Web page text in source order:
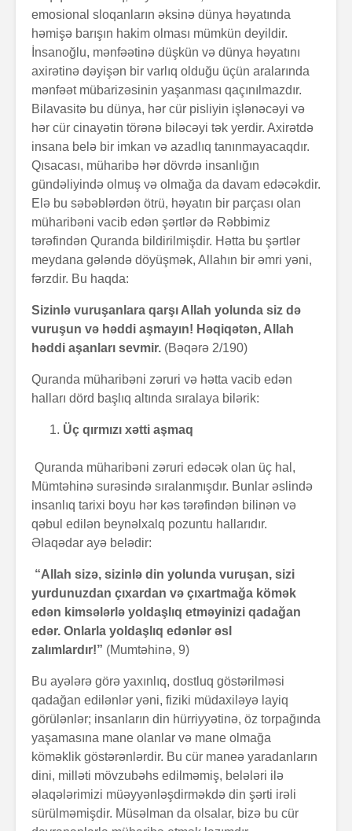
emosional sloqanların əksinə dünya həyatında
həmişə barışın hakim olması mümkün deyildir.
İnsanoğlu, mənfəətinə düşkün və dünya həyatını
axirətinə dəyişən bir varlıq olduğu üçün aralarında
mənfəət mübarizəsinin yaşanması qaçınılmazdır.
Bilavasitə bu dünya, hər cür pisliyin işlənəcəyi və
hər cür cinayətin törənə biləcəyi tək yerdir. Axirətdə
insana belə bir imkan və azadlıq tanınmayacaqdır.
Qısacası, müharibə hər dövrdə insanlığın
gündəliyində olmuş və olmağa da davam edəcəkdir.
Elə bu səbəblərdən ötrü, həyatın bir parçası olan
müharibəni vacib edən şərtlər də Rəbbimiz
tərəfindən Quranda bildirilmişdir. Hətta bu şərtlər
meydana gələndə döyüşmək, Allahın bir əmri yəni,
fərzdir. Bu haqda:
Sizinlə vuruşanlara qarşı Allah yolunda siz də
vuruşun və həddi aşmayın! Həqiqətən, Allah
həddi aşanları sevmir. (Bəqərə 2/190)
Quranda müharibəni zəruri və hətta vacib edən
halları dörd başlıq altında sıralaya bilərik:
Üç qırmızı xətti aşmaq
Quranda müharibəni zəruri edəcək olan üç hal,
Mümtəhinə surəsində sıralanmışdır. Bunlar əslində
insanlıq tarixi boyu hər kəs tərəfindən bilinən və
qəbul edilən beynəlxalq pozuntu hallarıdır.
Əlaqədar ayə belədir:
“Allah sizə, sizinlə din yolunda vuruşan, sizi
yurdunuzdan çıxardan və çıxartmağa kömək
edən kimsələrlə yoldaşlıq etməyinizi qadağan
edər. Onlarla yoldaşlıq edənlər əsl
zalımlardır!” (Mumtəhinə, 9)
Bu ayələrə görə yaxınlıq, dostluq göstərilməsi
qadağan edilənlər yəni, fiziki müdaxiləyə layiq
görülənlər; insanların din hürriyyətinə, öz torpağında
yaşamasına mane olanlar və mane olmağa
köməklik göstərənlərdir. Bu cür maneə yaradanların
dini, milləti mövzubəhs edilməmiş, belələri ilə
əlaqələrimizi müəyyənləşdirməkdə din şərti irəli
sürülməmişdir. Müsəlman da olsalar, bizə bu cür